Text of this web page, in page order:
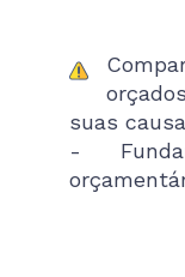
suas
-